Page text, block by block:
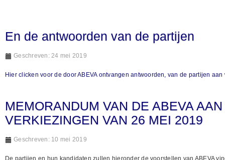
En de antwoorden van de partijen
Geschreven: 24 mei 2019
Hier clicken voor de door ABEVA ontvangen antwoorden, van de partijen
MEMORANDUM VAN DE ABEVA
VERKIEZINGEN VAN 26 MEI 2019
Geschreven: 10 mei 2019
De partijen en hun kandidaten zullen hieronder de voorstellen van ABEVA